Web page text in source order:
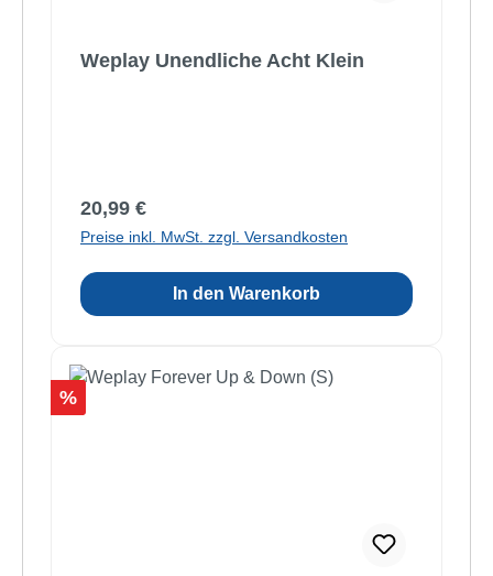
Weplay Unendliche Acht Klein
Regulärer Preis:
20,99 €
Preise inkl. MwSt. zzgl. Versandkosten
In den Warenkorb
Rabatt
%